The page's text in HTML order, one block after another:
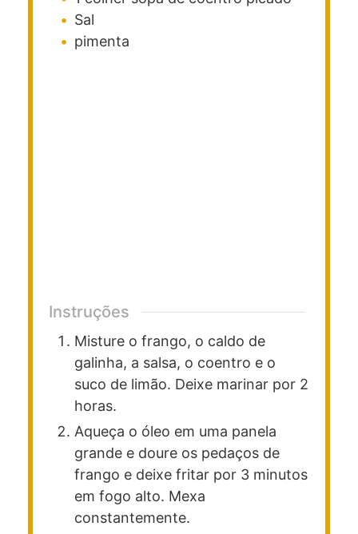
Sal
pimenta
Instruções
Misture o frango, o caldo de
galinha, a salsa, o coentro e o
suco de limão. Deixe marinar por 2
horas.
Aqueça o óleo em uma panela
grande e doure os pedaços de
frango e deixe fritar por 3 minutos
em fogo alto. Mexa
constantemente.